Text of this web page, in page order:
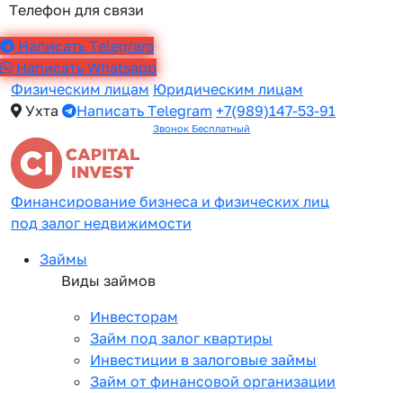
Телефон для связи
Написать Telegram
Написать Whatsapp
Физическим лицам Юридическим лицам
Ухта
Написать Telegram +7(989)147-53-91
Звонок Бесплатный
Финансирование бизнеса и физических лиц
под залог недвижимости
Займы
Виды займов
Инвесторам
Займ под залог квартиры
Инвестиции в залоговые займы
Займ от финансовой организации